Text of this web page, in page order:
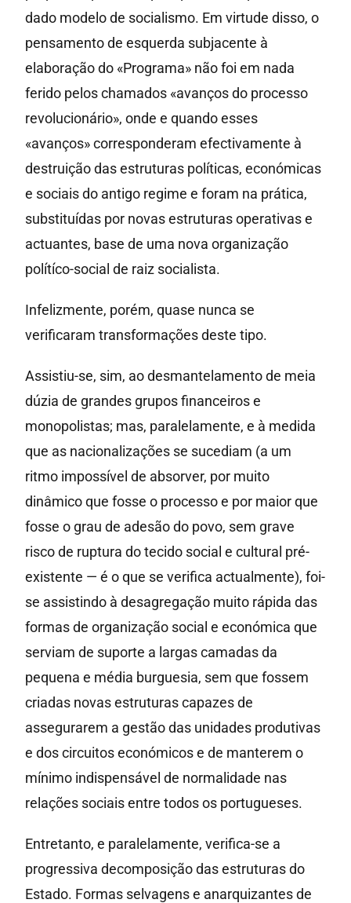
dado modelo de socialismo. Em virtude disso, o
pensamento de esquerda subjacente à
elaboração do «Programa» não foi em nada
ferido pelos chamados «avanços do processo
revolucionário», onde e quando esses
«avanços» corresponderam efectivamente à
destruição das estruturas políticas, económicas
e sociais do antigo regime e foram na prática,
substituídas por novas estruturas operativas e
actuantes, base de uma nova organização
polítíco-social de raiz socialista.
Infelizmente, porém, quase nunca se
verificaram transformações deste tipo.
Assistiu-se, sim, ao desmantelamento de meia
dúzia de grandes grupos financeiros e
monopolistas; mas, paralelamente, e à medida
que as nacionalizações se sucediam (a um
ritmo impossível de absorver, por muito
dinâmico que fosse o processo e por maior que
fosse o grau de adesão do povo, sem grave
risco de ruptura do tecido social e cultural pré-
existente — é o que se verifica actualmente), foi-
se assistindo à desagregação muito rápida das
formas de organização social e económica que
serviam de suporte a largas camadas da
pequena e média burguesia, sem que fossem
criadas novas estruturas capazes de
assegurarem a gestão das unidades produtivas
e dos circuitos económicos e de manterem o
mínimo indispensável de normalidade nas
relações sociais entre todos os portugueses.
Entretanto, e paralelamente, verifica-se a
progressiva decomposição das estruturas do
Estado. Formas selvagens e anarquizantes de